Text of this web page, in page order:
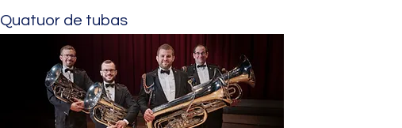
Quatuor de tubas